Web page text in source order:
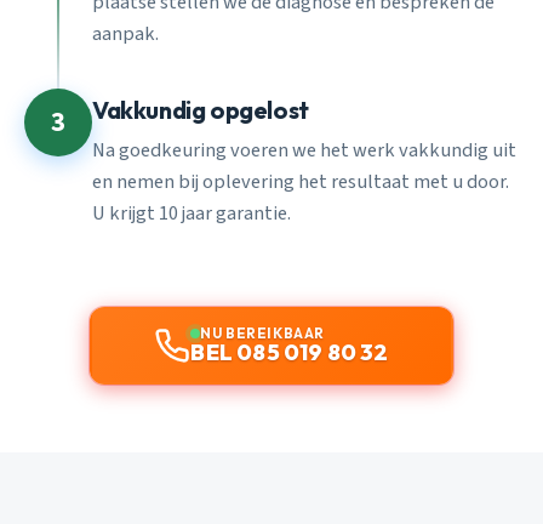
aanpak.
3 Vakkundig opgelost
Na goedkeuring voeren we het werk vakkundig uit
en nemen bij oplevering het resultaat met u door.
U krijgt 10 jaar garantie.
NU BEREIKBAAR
BEL 085 019 80 32